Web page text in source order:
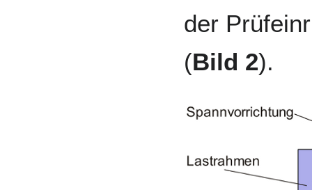
der
(Bild 2).